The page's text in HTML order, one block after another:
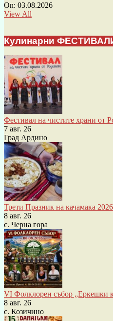
On: 03.08.2026
View All
Кулинарни
Фестивал на чистите храни от
7 авг. 26
Град Ардино
Трети Празник на качамака
8 авг. 26
с. Черна гора
VI Фолклорен събор „Еркешки
8 авг. 26
с. Козичино